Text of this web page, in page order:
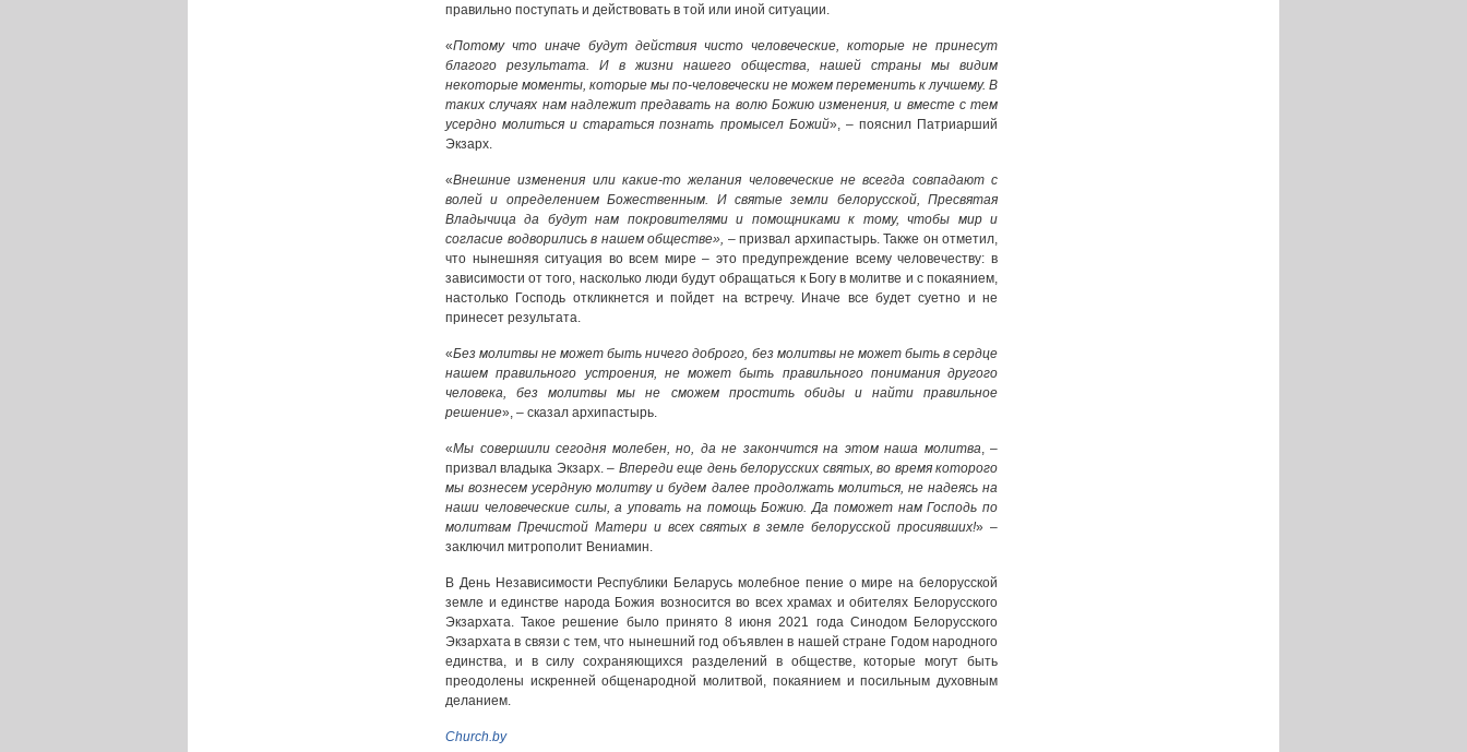
правильно поступать и действовать в той или иной ситуации.
«Потому что иначе будут действия чисто человеческие, которые не принесут
благого результата. И в жизни нашего общества, нашей страны мы видим
некоторые моменты, которые мы по-человечески не можем переменить к лучшему. В
таких случаях нам надлежит предавать на волю Божию изменения, и вместе с тем
усердно молиться и стараться познать промысел Божий», – пояснил Патриарший
Экзарх.
«Внешние изменения или какие-то желания человеческие не всегда совпадают с
волей и определением Божественным. И святые земли белорусской, Пресвятая
Владычица да будут нам покровителями и помощниками к тому, чтобы мир и
согласие водворились в нашем обществе», – призвал архипастырь. Также он отметил,
что нынешняя ситуация во всем мире – это предупреждение всему человечеству: в
зависимости от того, насколько люди будут обращаться к Богу в молитве и с покаянием,
настолько Господь откликнется и пойдет на встречу. Иначе все будет суетно и не
принесет результата.
«Без молитвы не может быть ничего доброго, без молитвы не может быть в сердце
нашем правильного устроения, не может быть правильного понимания другого
человека, без молитвы мы не сможем простить обиды и найти правильное
решение», – сказал архипастырь.
«Мы совершили сегодня молебен, но, да не закончится на этом наша молитва, –
призвал владыка Экзарх. – Впереди еще день белорусских святых, во время которого
мы вознесем усердную молитву и будем далее продолжать молиться, не надеясь на
наши человеческие силы, а уповать на помощь Божию. Да поможет нам Господь по
молитвам Пречистой Матери и всех святых в земле белорусской просиявших!» –
заключил митрополит Вениамин.
В День Независимости Республики Беларусь молебное пение о мире на белорусской
земле и единстве народа Божия возносится во всех храмах и обителях Белорусского
Экзархата. Такое решение было принято 8 июня 2021 года Синодом Белорусского
Экзархата в связи с тем, что нынешний год объявлен в нашей стране Годом народного
единства, и в силу сохраняющихся разделений в обществе, которые могут быть
преодолены искренней общенародной молитвой, покаянием и посильным духовным
деланием.
Church.by